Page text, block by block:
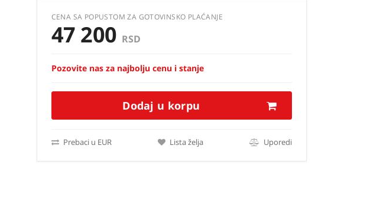
CENA SA POPUSTOM ZA GOTOVINSKO PLAĆANJE
47 200 RSD
Pozovite nas za najbolju cenu i stanje
Dodaj u korpu
Prebaci u EUR Lista želja Uporedi